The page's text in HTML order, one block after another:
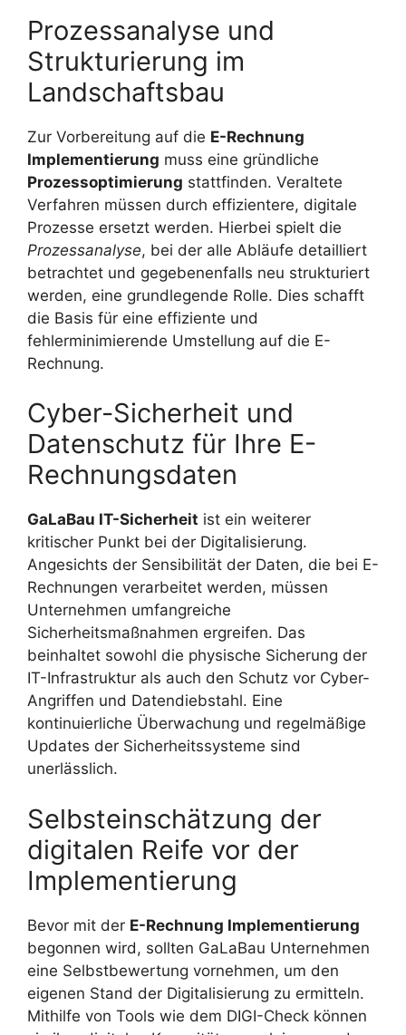
Prozessanalyse und
Strukturierung im
Landschaftsbau
Zur Vorbereitung auf die E-Rechnung
Implementierung muss eine gründliche
Prozessoptimierung stattfinden. Veraltete
Verfahren müssen durch effizientere, digitale
Prozesse ersetzt werden. Hierbei spielt die
Prozessanalyse, bei der alle Abläufe detailliert
betrachtet und gegebenenfalls neu strukturiert
werden, eine grundlegende Rolle. Dies schafft
die Basis für eine effiziente und
fehlerminimierende Umstellung auf die E-
Rechnung.
Cyber-Sicherheit und
Datenschutz für Ihre E-
Rechnungsdaten
GaLaBau IT-Sicherheit ist ein weiterer
kritischer Punkt bei der Digitalisierung.
Angesichts der Sensibilität der Daten, die bei E-
Rechnungen verarbeitet werden, müssen
Unternehmen umfangreiche
Sicherheitsmaßnahmen ergreifen. Das
beinhaltet sowohl die physische Sicherung der
IT-Infrastruktur als auch den Schutz vor Cyber-
Angriffen und Datendiebstahl. Eine
kontinuierliche Überwachung und regelmäßige
Updates der Sicherheitssysteme sind
unerlässlich.
Selbsteinschätzung der
digitalen Reife vor der
Implementierung
Bevor mit der E-Rechnung Implementierung
begonnen wird, sollten GaLaBau Unternehmen
eine Selbstbewertung vornehmen, um den
eigenen Stand der Digitalisierung zu ermitteln.
Mithilfe von Tools wie dem DIGI-Check können